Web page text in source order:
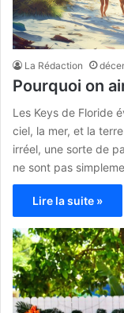
La Rédaction
Pourquoi on
Les Keys de Floride
ciel, la mer, et la
irréel, une sorte de
ne sont pas
Lire la suite »